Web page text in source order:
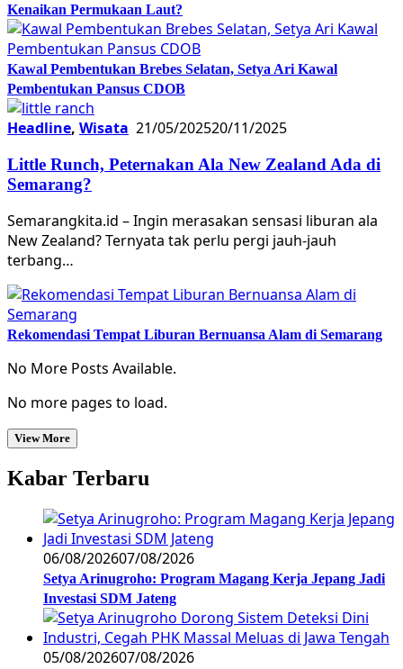
Kenaikan Permukaan Laut?
Kawal Pembentukan Brebes Selatan, Setya Ari Kawal
Pembentukan Pansus CDOB
Headline, Wisata 21/05/202520/11/2025
Little Runch, Peternakan Ala New Zealand Ada di
Semarang?
Semarangkita.id – Ingin merasakan sensasi liburan ala
New Zealand? Ternyata tak perlu pergi jauh-jauh
terbang…
Rekomendasi Tempat Liburan Bernuansa Alam di Semarang
No More Posts Available.
No more pages to load.
View More
Kabar Terbaru
06/08/202607/08/2026
Setya Arinugroho: Program Magang Kerja Jepang Jadi
Investasi SDM Jateng
05/08/202607/08/2026